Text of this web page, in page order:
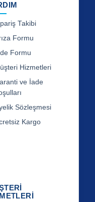
Takibi
Formu
Formu
Hizmetleri
ve İade
Sözleşmesi
Kargo